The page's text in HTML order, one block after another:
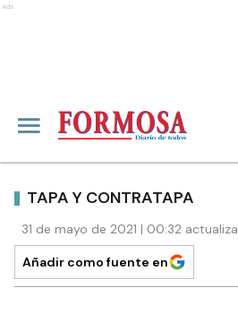
Ads
TAPA Y CONTRATAPA
31 de mayo de 2021 | 00:32
Añadir como fuente en